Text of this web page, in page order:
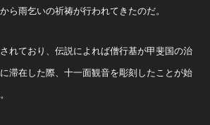
ら雨乞いの祈祷が行われてきたのだ。
れており、伝説によれば僧行基が甲斐国の治
滞在した際、十一面観音を彫刻したことが始